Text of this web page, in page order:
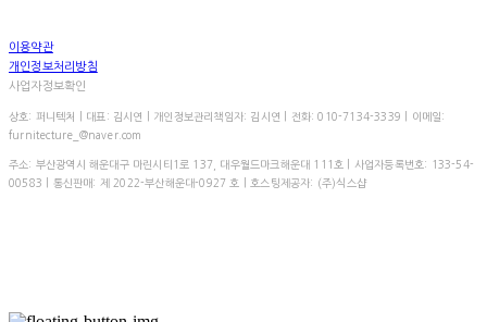
이용약관
개인정보처리방침
사업자정보확인
상호: 퍼니텍처 | 대표: 김시연 | 개인정보관리책임자: 김시연 | 전화: 010-7134-3339 | 이메일:
furnitecture_@naver.com
주소: 부산광역시 해운대구 마린시티1로 137, 대우월드마크해운대 111호 | 사업자등록번호: 133-54-
00583 | 통신판매: 제 2022-부산해운대-0927 호 | 호스팅제공자: (주)식스샵